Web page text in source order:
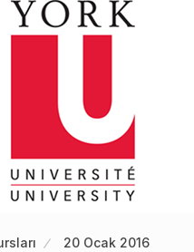
20 Ocak 2016